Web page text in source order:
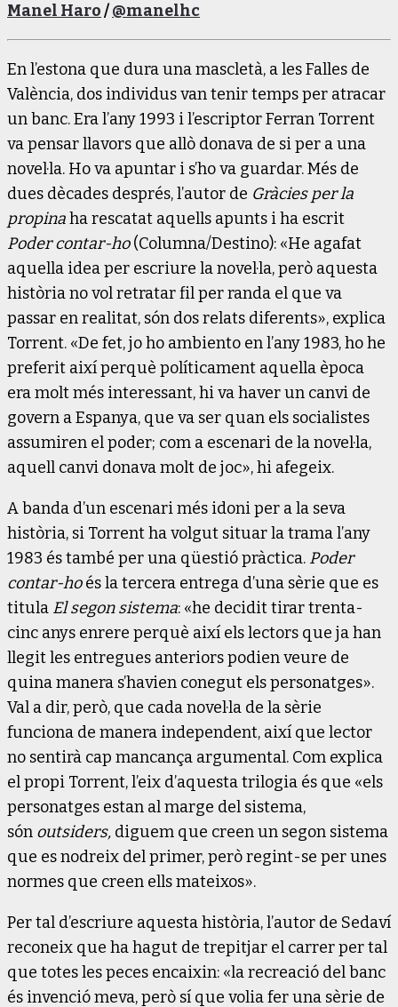
Manel Haro/@manelhc
En l’estona que dura una mascletà, a les Falles de
València, dos individus van tenir temps per atracar
un banc. Era l’any 1993 i l’escriptor Ferran Torrent
va pensar llavors que allò donava de si per a una
novel·la. Ho va apuntar i s’ho va guardar. Més de
dues dècades després, l’autor de Gràcies per la
propinaha rescatat aquells apunts i ha escrit
Poder contar-ho(Columna/Destino): «He agafat
aquella idea per escriure la novel·la, però aquesta
història no vol retratar fil per randa el que va
passar en realitat, són dos relats diferents», explica
Torrent. «De fet, jo ho ambiento en l’any 1983, ho he
preferit així perquè políticament aquella època
era molt més interessant, hi va haver un canvi de
govern a Espanya, que va ser quan els socialistes
assumiren el poder; com a escenari de la novel·la,
aquell canvi donava molt de joc», hi afegeix.
A banda d’un escenari més idoni per a la seva
història, si Torrent ha volgut situar la trama l’any
1983 és també per una qüestió pràctica. Poder
contar-hoés la tercera entrega d’una sèrie que es
titula El segon sistema: «he decidit tirar trenta-
cinc anys enrere perquè així els lectors que ja han
llegit les entregues anteriors podien veure de
quina manera s’havien conegut els personatges».
Val a dir, però, que cada novel·la de la sèrie
funciona de manera independent, així que lector
no sentirà cap mancança argumental. Com explica
el propi Torrent, l’eix d’aquesta trilogia és que «els
personatges estan al marge del sistema,
són outsiders, diguem que creen un segon sistema
que es nodreix del primer, però regint-se per unes
normes que creen ells mateixos».
Per tal d’escriure aquesta història, l’autor de Sedaví
reconeix que ha hagut de trepitjar el carrer per tal
que totes les peces encaixin: «la recreació del banc
és invenció meva, però sí que volia fer una sèrie de